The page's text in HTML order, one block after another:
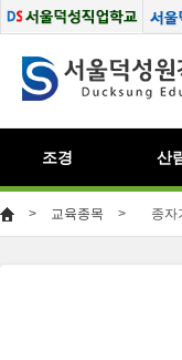
조경 산
> 교육종목 > 종자